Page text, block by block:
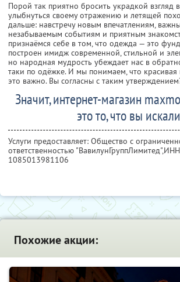
Порой так приятно бросить украдкой взгляд
улыбнуться своему отражению и летящей
дальше: навстречу новым впечатлениям,
незабываемым событиям и приятным
признаёмся себе в том, что одежда — это
построен имидж современной, стильной и
но народная мудрость убеждает нас в
таки по одёжке. И мы понимаем, что
это важно. Вы согласны с таким
Значит, интернет-магазин
это то, что вы
Услуги предоставляет: Общество с
ответственностью "ВавилунГруппЛимитед",
1085013981106
Похожие акции: